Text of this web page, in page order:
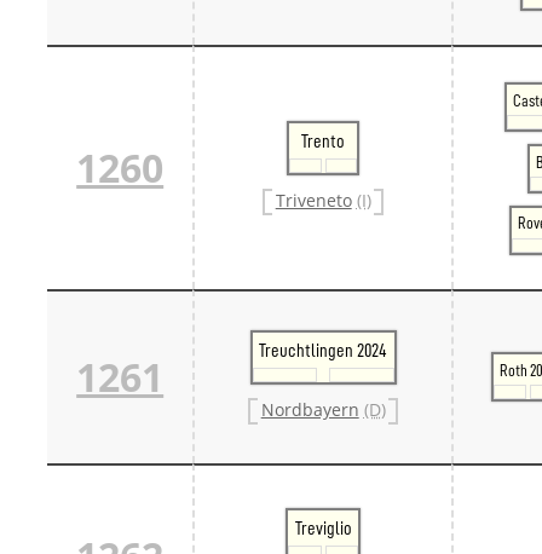
1260
Trento
Triveneto (I)
1261
Treuchtlingen 2024
Nordbayern (D)
Roth
Treviglio